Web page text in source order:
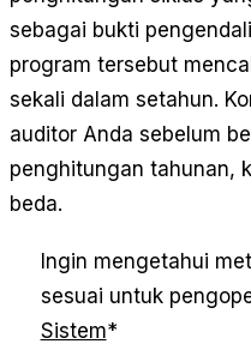
sebagai bukti
program tersebut
sekali dalam setahun.
auditor Anda sebelum
penghitungan tahunan,
beda.
Ingin mengetahui
sesuai untuk
Sistem*